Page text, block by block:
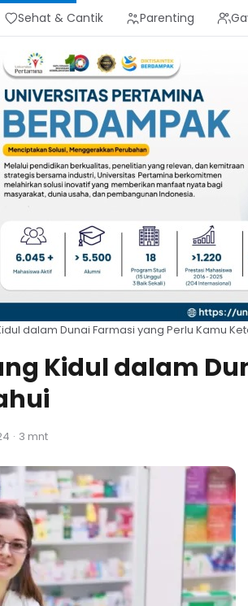
Sehat & Cantik Parenting
dalam Dunai Farmasi yang Perlu Kamu
Kidul dalam
· 3 mnt